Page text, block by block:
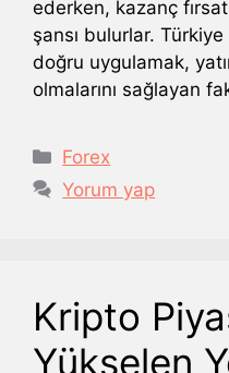
ederken, kazanç
şansı bulurlar.
doğru uygulamak,
olmalarını sağlayan
Kategoriler
Forex
Yorum yap
Kripto
Yükselen